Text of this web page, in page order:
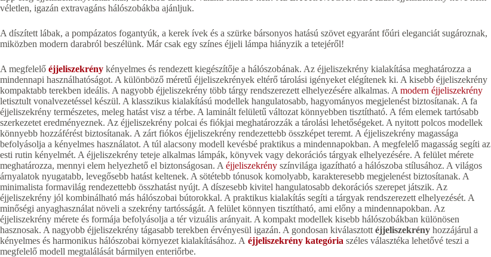
véletlen, igazán extravagáns hálószobákba ajánljuk.
A díszített lábak, a pompázatos fogantyúk, a kerek ívek és a szürke bársonyos hatású szövet egyaránt főúri eleganciát sugároznak,
miközben modern darabról beszélünk. Már csak egy színes éjjeli lámpa hiányzik a tetejéről!
A megfelelő éjjeliszekrény kényelmes és rendezett kiegészítője a hálószobának. Az éjjeliszekrény kialakítása meghatározza a
mindennapi használhatóságot. A különböző méretű éjjeliszekrények eltérő tárolási igényeket elégítenek ki. A kisebb éjjeliszekrény
kompaktabb terekben ideális. A nagyobb éjjeliszekrény több tárgy rendszerezett elhelyezésére alkalmas. A modern éjjeliszekrény
letisztult vonalvezetéssel készül. A klasszikus kialakítású modellek hangulatosabb, hagyományos megjelenést biztosítanak. A fa
éjjeliszekrény természetes, meleg hatást visz a térbe. A laminált felületű változat könnyebben tisztítható. A fém elemek tartósabb
szerkezetet eredményeznek. Az éjjeliszekrény polcai és fiókjai meghatározzák a tárolási lehetőségeket. A nyitott polcos modellek
könnyebb hozzáférést biztosítanak. A zárt fiókos éjjeliszekrény rendezettebb összképet teremt. A éjjeliszekrény magassága
befolyásolja a kényelmes használatot. A túl alacsony modell kevésbé praktikus a mindennapokban. A megfelelő magasság segíti az
esti rutin kényelmét. A éjjeliszekrény teteje alkalmas lámpák, könyvek vagy dekorációs tárgyak elhelyezésére. A felület mérete
meghatározza, mennyi elem helyezhető el biztonságosan. A éjjeliszekrény színvilága igazítható a hálószoba stílusához. A világos
árnyalatok nyugatabb, levegősebb hatást keltenek. A sötétebb tónusok komolyabb, karakteresebb megjelenést biztosítanak. A
minimalista formavilág rendezettebb összhatást nyújt. A díszesebb kivitel hangulatosabb dekorációs szerepet játszik. Az
éjjeliszekrény jól kombinálható más hálószobai bútorokkal. A praktikus kialakítás segíti a tárgyak rendszerezett elhelyezését. A
minőségi anyaghasználat növeli a szekrény tartósságát. A felület könnyen tisztítható, ami előny a mindennapokban. Az
éjjeliszekrény mérete és formája befolyásolja a tér vizuális arányait. A kompakt modellek kisebb hálószobákban különösen
hasznosak. A nagyobb éjjeliszekrény tágasabb terekben érvényesül igazán. A gondosan kiválasztott éjjeliszekrény hozzájárul a
kényelmes és harmonikus hálószobai környezet kialakításához. A éjjeliszekrény kategória széles választéka lehetővé teszi a
megfelelő modell megtalálását bármilyen enteriőrbe.